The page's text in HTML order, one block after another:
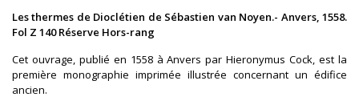
Les thermes de Dioclétien de Sébastien van Noyen.- Anvers, 1558.
Fol Z 140 Réserve Hors-rang
Cet ouvrage, publié en 1558 à Anvers par Hieronymus Cock, est la
première monographie imprimée illustrée concernant un édifice
ancien.